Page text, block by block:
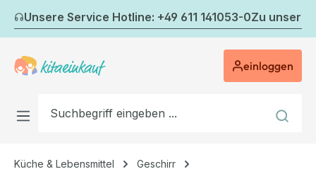
Zum Hauptinhalt springen
Unsere Service Hotline: +49 611 141053-0Zu
einloggen
Küche & Lebensmittel
Geschirr